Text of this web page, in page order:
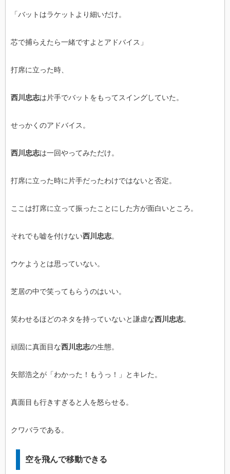
「バットはラケットより細いだけ。
芯で捕らえたら一緒ですよとアドバイス」
打席に立った時、
西川忠志は片手でバットをもってスイングしていた。
せっかくのアドバイス。
西川忠志は一回やってみただけ。
打席に立った時に片手だったわけではないと否定。
ここは打席に立って振ったことにした方が面白いところ。
それでも嘘を付けない西川忠志。
ウケようとは思っていない。
芝居の中で笑ってもらうのはいい。
笑わせるほどのネタを持っていないと謙虚な西川忠志。
頑固に真面目な西川忠志の生態。
矢部浩之が「わかった！もうっ！」とキレた。
真面目も行きすぎると人を怒らせる。
クワバラである。
空を飛んで移動できる